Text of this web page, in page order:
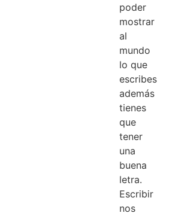
poder
mostrar
al
mundo
lo que
escribes
además
tienes
que
tener
una
buena
letra.
Escribir
nos